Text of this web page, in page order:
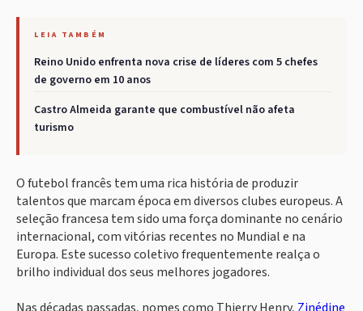
LEIA TAMBÉM
Reino Unido enfrenta nova crise de líderes com 5 chefes
de governo em 10 anos
Castro Almeida garante que combustível não afeta
turismo
O futebol francês tem uma rica história de produzir
talentos que marcam época em diversos clubes europeus. A
seleção francesa tem sido uma força dominante no cenário
internacional, com vitórias recentes no Mundial e na
Europa. Este sucesso coletivo frequentemente realça o
brilho individual dos seus melhores jogadores.